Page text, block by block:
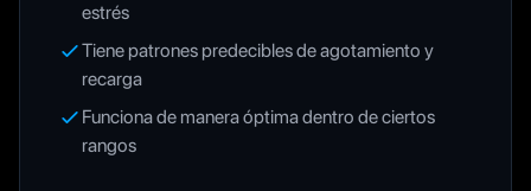
estrés
Tiene patrones predecibles de agotamiento y
recarga
Funciona de manera óptima dentro de ciertos
rangos